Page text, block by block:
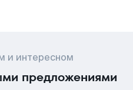
и интересном
предложениями